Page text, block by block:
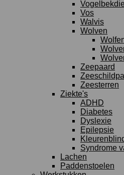
Vos
Walvis
Wolven
Zeepaard
Zeesterren
Ziekte's
ADHD
Diabetes
Dyslexie
Epilepsie
Syndrome
Lachen
Paddenstoelen